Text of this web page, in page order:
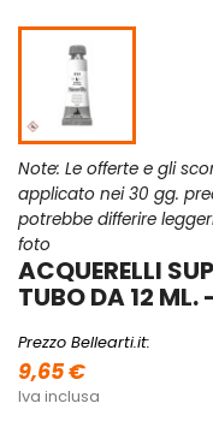
Note: Le offerte e gli
applicato nei 30 gg.
potrebbe differire
foto
ACQUERELLI
TUBO DA 12
Prezzo Bellearti.it:
9,65 €
Iva inclusa